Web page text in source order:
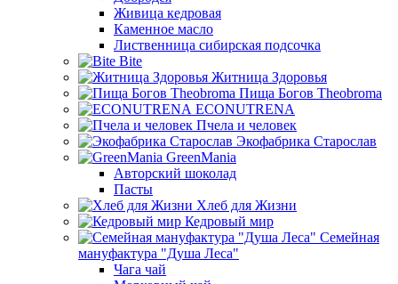
Живица кедровая
Каменное масло
Лиственница сибирская подсочка
Bite
Житница Здоровья
Пища Богов Theobroma
ECONUTRENA
Пчела и человек
Экофабрика Старослав
GreenMania
Авторский шоколад
Пасты
Хлеб для Жизни
Кедровый мир
Семейная
мануфактура "Душа Леса"
Чага чай